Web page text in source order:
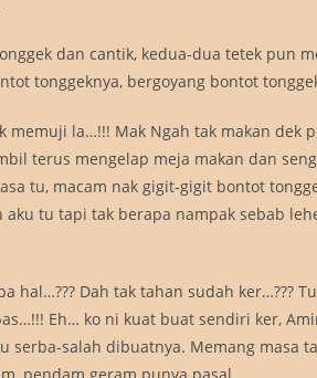
dan cantik, kedua-dua tetek pun
tonggeknya, bergoyang bontot
memuji la…!!! Mak Ngah tak makan dek
terus mengelap meja makan dan
tu, macam nak gigit-gigit bontot
tu tapi tak berapa nampak sebab
hal…??? Dah tak tahan sudah ker…???
Eh… ko ni kuat buat sendiri ker,
serba-salah dibuatnya. Memang masa